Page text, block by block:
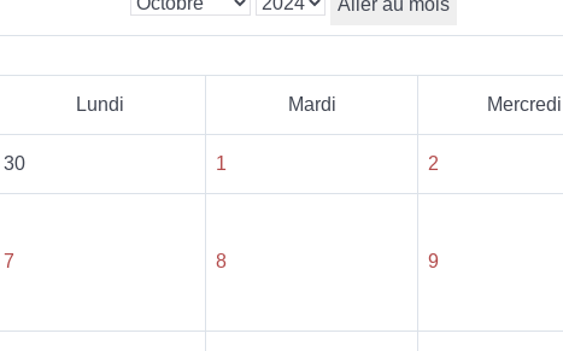
Aller au mois
Lundi Mardi Mercredi
30 1 2
7 8 9